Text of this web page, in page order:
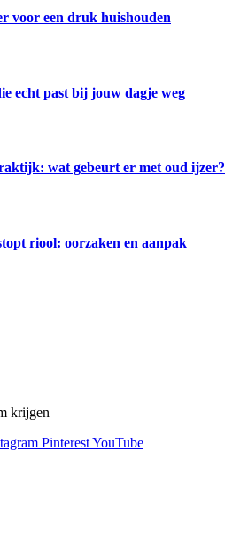
voor een druk huishouden
echt past bij jouw dagje weg
wat gebeurt er met oud ijzer?
riool: oorzaken en aanpak
krijgen
PinterestYouTube